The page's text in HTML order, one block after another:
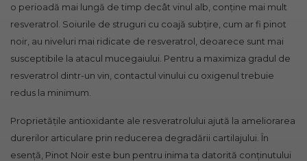
o perioadă mai lungă de timp decât vinul alb, conține mai mult
resveratrol. Soiurile de struguri cu coajă subțire, cum ar fi pinot
noir, au niveluri mai ridicate de resveratrol, deoarece sunt mai
susceptibile la atacul mucegaiului. Pentru a maximiza gradul de
resveratrol dintr-un vin, contactul vinului cu oxigenul trebuie
redus la minimum.
Proprietățile antioxidante ale resveratrolului ajută la ameliorarea
durerilor articulare prin reducerea degradării cartilajului. În
esență, Pinot Noir este bun pentru inima ta datorită conținutului